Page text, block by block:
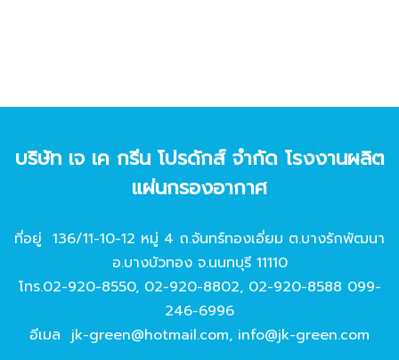
บริษัท เจ เค กรีน โปรดักส์ จํากัด โรงงานผลิต
แผ่นกรองอากาศ
ที่อยู่ 136/11-10-12 หมู่ 4 ถ.จันทร์ทองเอี่ยม ต.บางรักพัฒนา
อ.บางบัวทอง จ.นนทบุรี 11110
โทร.02-920-8550, 02-920-8802, 02-920-8588 099-
246-6996
อีเมล jk-green@hotmail.com, info@jk-green.com